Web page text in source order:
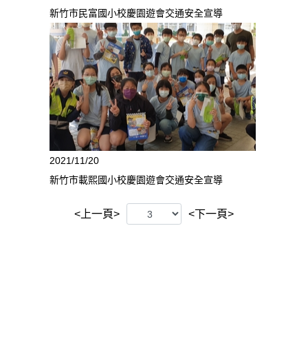
新竹市民富國小校慶園遊會交通安全宣導
2021/11/20
新竹市載熙國小校慶園遊會交通安全宣導
<上一頁> <下一頁>